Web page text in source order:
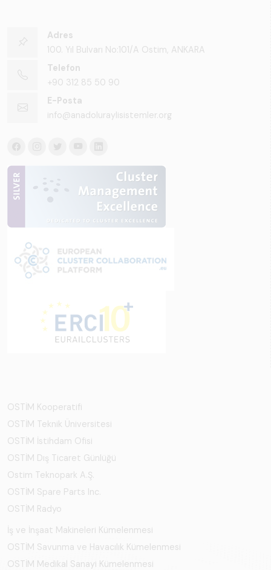
Adres
100. Yıl Bulvarı No:101/A Ostim, ANKARA
Telefon
+90 312 85 50 90
E-Posta
info@anadoluraylisistemler.org
OSTİM Kooperatifi
OSTİM Teknik Üniversitesi
OSTİM İstihdam Ofisi
OSTİM Dış Ticaret Günlüğü
Ostim Teknopark A.Ş.
OSTİM Spare Parts Inc.
OSTİM Radyo
İş ve İnşaat Makineleri Kümelenmesi
OSTİM Savunma ve Havacılık Kümelenmesi
OSTİM Medikal Sanayi Kümelenmesi